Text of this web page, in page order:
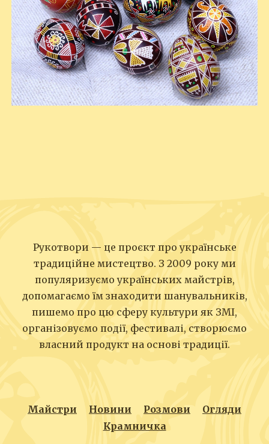
Рукотвори — це проєкт про українське
традиційне мистецтво. З 2009 року ми
популяризуємо українських майстрів,
допомагаємо їм знаходити шанувальників,
пишемо про цю сферу культури як ЗМІ,
організовуємо події, фестивалі, створюємо
власний продукт на основі традиції.
Майстри Новини Розмови
Огляди
Крамничка